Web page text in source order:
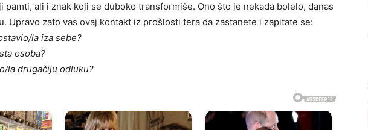
pamti, ali i znak koji se duboko transformiše. Ono što je nekada bolelo, danas
Upravo zato vas ovaj kontakt iz prošlosti tera da zastanete i zapitate se:
la iza sebe?
osoba?
la drugačiju odluku?